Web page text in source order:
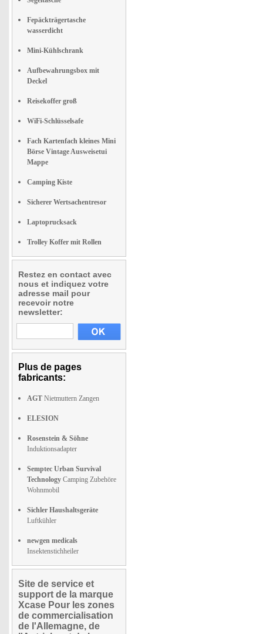
Fepäckträgertasche
wasserdicht
Mini-Kühlschrank
Aufbewahrungsbox mit
Deckel
Reisekoffer groß
WiFi-Schlüsselsafe
Fach Kartenfach kleines Mini
Börse Vintage Ausweisetui
Mappe
Camping Kiste
Sicherer Wertsachentresor
Laptoprucksack
Trolley Koffer mit Rollen
Restez en contact avec
nous et indiquez votre
adresse mail pour
recevoir notre
newsletter:
Plus de pages
fabricants:
AGT Nietmuttern Zangen
ELESION
Rosenstein & Söhne
Induktionsadapter
Semptec Urban Survival
Technology Camping Zubehöre
Wohnmobil
Sichler Haushaltsgeräte
Luftkühler
newgen medicals
Insektenstichheiler
Site de service et
support de la marque
Xcase Pour les zones
de commercialisation
de l'Allemagne, de